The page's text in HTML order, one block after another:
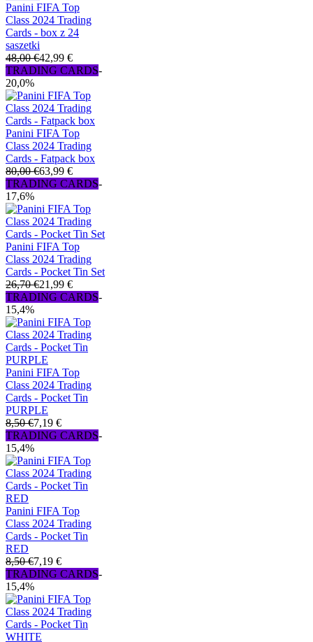
Panini FIFA Top
Class 2024 Trading
Cards - box z 24
saszetki
48,00 €42,99 €
TRADING CARDS-
20,0%
Panini FIFA Top
Class 2024 Trading
Cards - Fatpack box
80,00 €63,99 €
TRADING CARDS-
17,6%
Panini FIFA Top
Class 2024 Trading
Cards - Pocket Tin Set
26,70 €21,99 €
TRADING CARDS-
15,4%
Panini FIFA Top
Class 2024 Trading
Cards - Pocket Tin
PURPLE
8,50 €7,19 €
TRADING CARDS-
15,4%
Panini FIFA Top
Class 2024 Trading
Cards - Pocket Tin
RED
8,50 €7,19 €
TRADING CARDS-
15,4%